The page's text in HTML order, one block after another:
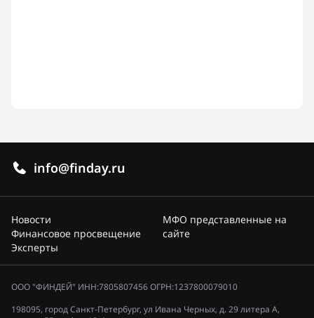
info@finday.ru
Новости
Финансовое просвещение
Эксперты
МФО представленные на
сайте
ООО "ФИНДЕЙ" ИНН:7805807456 ОГРН:1237800079010
198095, город Санкт-Петербург, ул Ивана Черных, д. 29 литера А,